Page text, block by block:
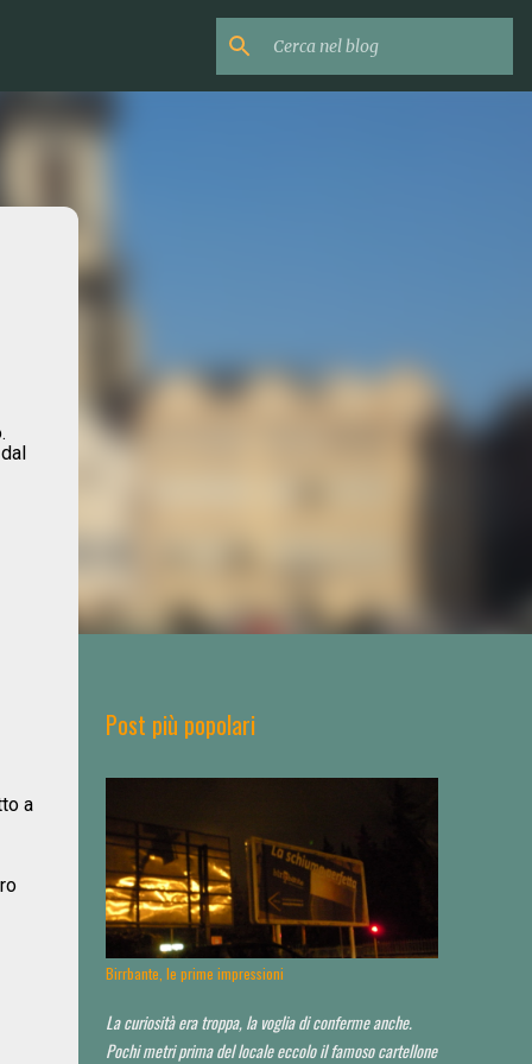
a
Post più popolari
Birrbante, le prime impressioni
La curiosità era troppa, la voglia di conferme anche.
Pochi metri prima del locale eccolo il famoso cartellone